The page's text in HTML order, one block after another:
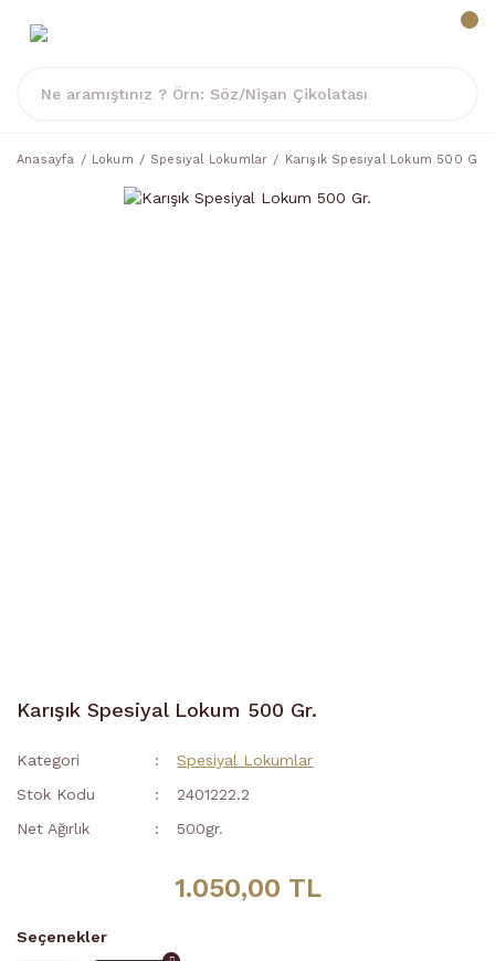
Anasayfa Lokum Spesiyal Lokumlar Karışık Spesiyal Lokum 500 Gr.
Karışık Spesiyal Lokum 500 Gr.
Kategori
Spesiyal Lokumlar
Stok Kodu
2401222.2
Net Ağırlık
500gr.
1.050,00 TL
Seçenekler